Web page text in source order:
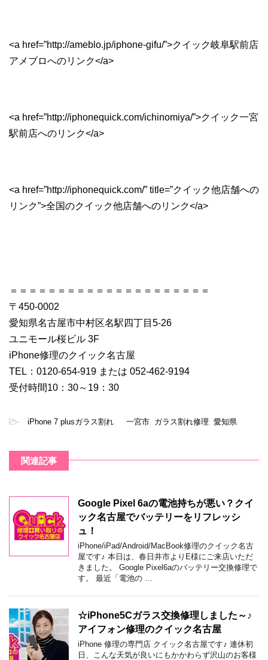
<a href=”http://ameblo.jp/iphone-gifu/”>クイック岐阜駅前店
アメブロへのリンク</a>
<a href=”http://iphonequick.com/ichinomiya/”>クイック一宮
駅前店へのリンク</a>
<a href=”http://iphonequick.com/” title=”クイック他店舗への
リンク”>全国のクイック他店舗へのリンク</a>
＝＝＝＝＝＝＝＝＝＝＝＝＝＝＝＝＝＝＝＝＝
〒450-0002
愛知県名古屋市中村区名駅四丁目5-26
ユニモール桜ビル 3F
iPhone修理のクイック名古屋
TEL：0120-654-919 または 052-462-9194
受付時間10：30～19：30
- iPhone 7 plusガラス割れ 一宮市 ガラス割れ修理 愛知県
関連記事
Google Pixel 6aの電池持ちが悪い？クイ
ック名古屋でバッテリーをリフレッシ
ュ！
iPhone/iPad/Android/MacBook修理のクイック名古
屋です♪ 本日は、春日井市よりE様にご来店いただ
きました。 Google Pixel6aのバッテリー交換修理で
す。 最近「電池の …
☆iPhone5Cガラス交換修理しました～♪
アイフォン修理のクイック名古屋
iPhone 修理の専門店 クイック名古屋です♪ 連休初
日、こんな天気が良いにもかかわらず沢山のお客様